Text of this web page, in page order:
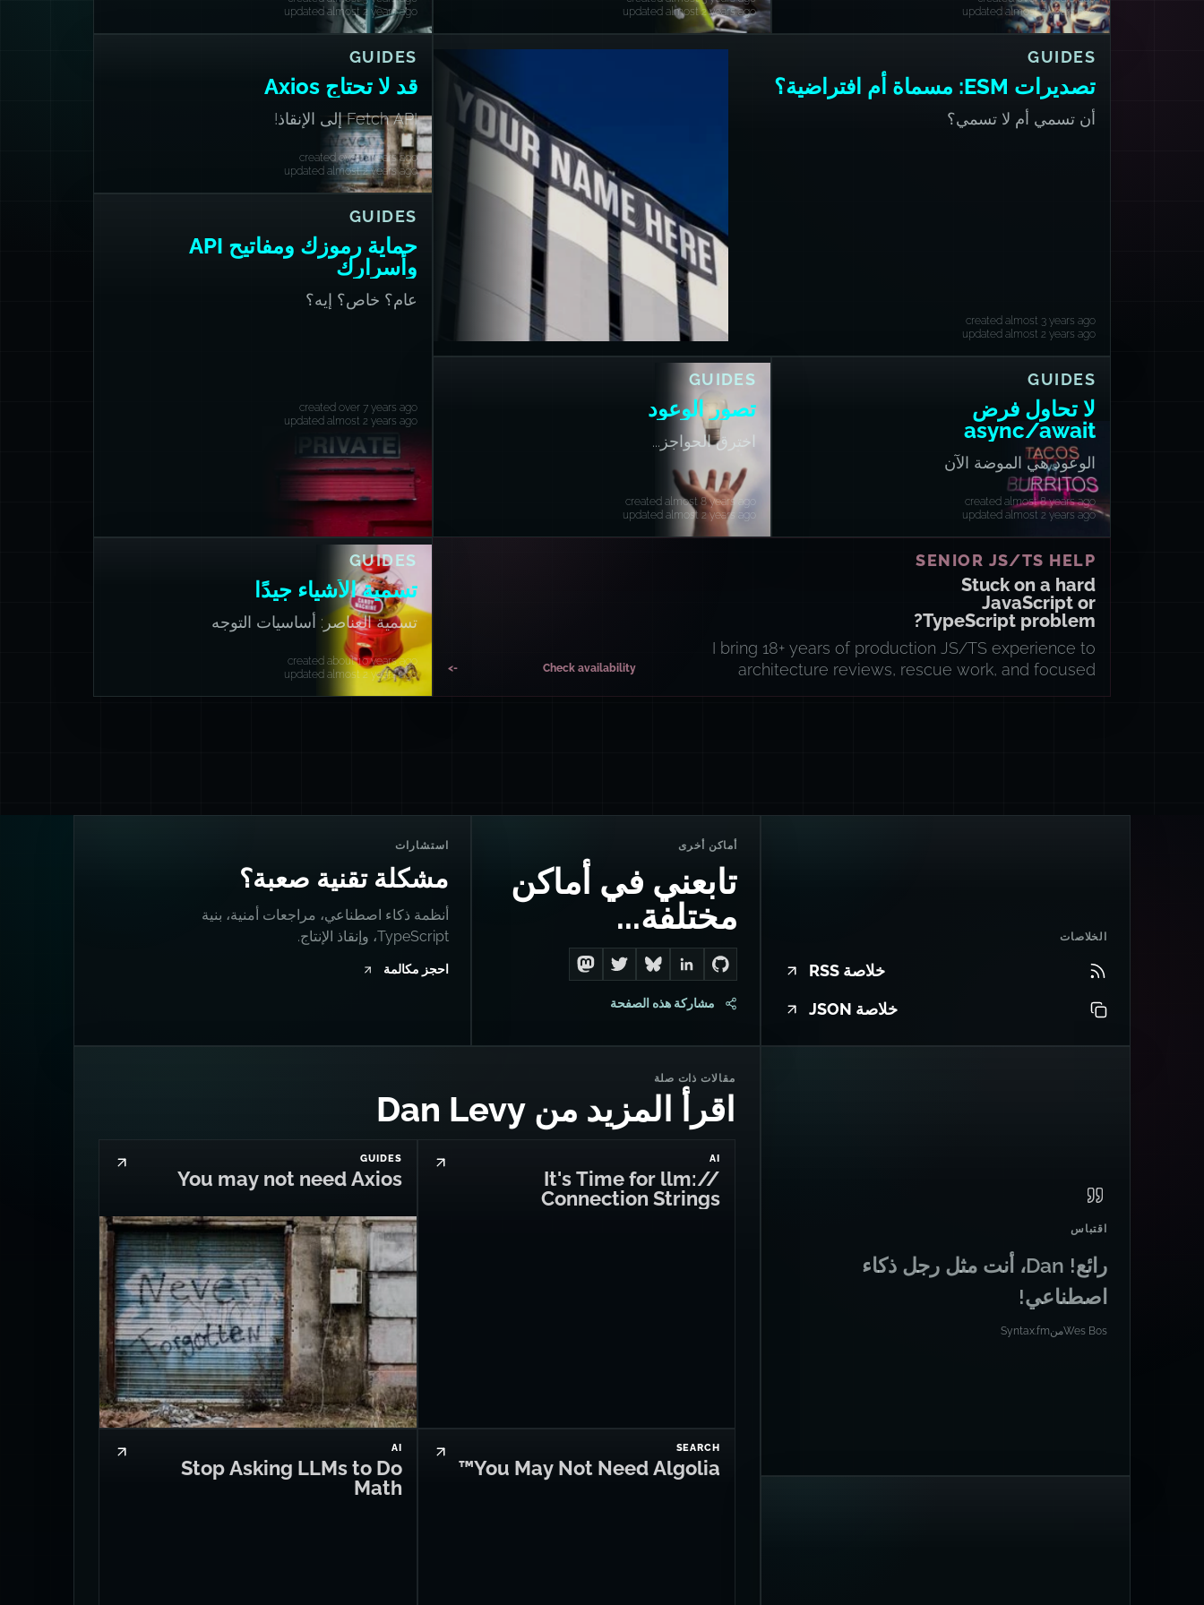
updated almost 2 years ago
updated almost 2 years ago
GUIDES
تصديرات ESM: مسماة أم افتراضية؟
أن تسمي أم لا تسمي؟
created almost 3 years ago
updated almost 2 years ago
updated almost 2 years ago
GUIDES
قد لا تحتاج Axios
Fetch API إلى الإنقاذ!
created over 7 years ago
updated almost 2 years ago
GUIDES
حماية رموزك ومفاتيح API
وأسرارك
عام؟ خاص؟ إيه؟
created over 7 years ago
updated almost 2 years ago
GUIDES
لا تحاول فرض
async/await
الوعود هي الموضة الآن
created almost 8 years ago
updated almost 2 years ago
GUIDES
تصور الوعود
اخترق الحواجز...
created almost 8 years ago
updated almost 2 years ago
SENIOR JS/TS HELP
Stuck on a hard
JavaScript or
TypeScript problem?
I bring 18+ years of production JS/TS experience to
architecture reviews, rescue work, and focused
Check availability
->
GUIDES
تسمية الأشياء جيدًا
تسمية العناصر: أساسيات التوجه
الكائني
created about 10 years ago
updated almost 2 years ago
الخلاصات
خلاصة RSS
خلاصة JSON
اقتباس
رائع! Dan، أنت مثل رجل ذكاء
اصطناعي!
Wes BosمنSyntax.fm
أماكن أخرى
تابعني في أماكن
مختلفة...
Go to Dan's GitHub
Connect with me on LinkedIn
Follow me on Bluesky
Follow me on Twitter
Follow me on Mastodon
مشاركة هذه الصفحة
استشارات
مشكلة تقنية صعبة؟
أنظمة ذكاء اصطناعي، مراجعات أمنية، بنية
TypeScript، وإنقاذ الإنتاج.
احجز مكالمة
مقالات ذات صلة
اقرأ المزيد من Dan Levy
AI
It's Time for llm://
Connection Strings
GUIDES
You may not need Axios
SEARCH
You May Not Need Algolia™
AI
Stop Asking LLMs to Do
Math